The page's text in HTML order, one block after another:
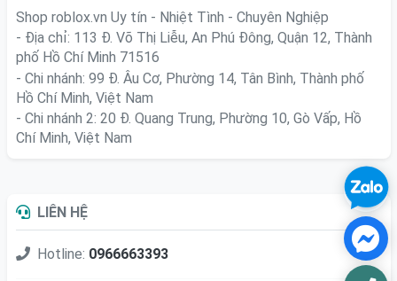
Shop roblox.vn Uy tín - Nhiệt Tình - Chuyên Nghiệp
- Địa chỉ: 113 Đ. Võ Thị Liễu, An Phú Đông, Quận 12, Thành
phố Hồ Chí Minh 71516
- Chi nhánh: 99 Đ. Âu Cơ, Phường 14, Tân Bình, Thành phố
Hồ Chí Minh, Việt Nam
- Chi nhánh 2: 20 Đ. Quang Trung, Phường 10, Gò Vấp, Hồ
Chí Minh, Việt Nam
LIÊN HỆ
Hotline: 0966663393